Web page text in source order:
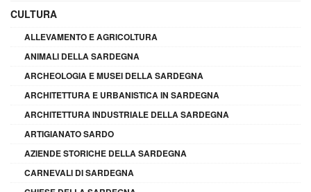
CULTURA
ALLEVAMENTO E AGRICOLTURA
ANIMALI DELLA SARDEGNA
ARCHEOLOGIA E MUSEI DELLA SARDEGNA
ARCHITETTURA E URBANISTICA IN SARDEGNA
ARCHITETTURA INDUSTRIALE DELLA SARDEGNA
ARTIGIANATO SARDO
AZIENDE STORICHE DELLA SARDEGNA
CARNEVALI DI SARDEGNA